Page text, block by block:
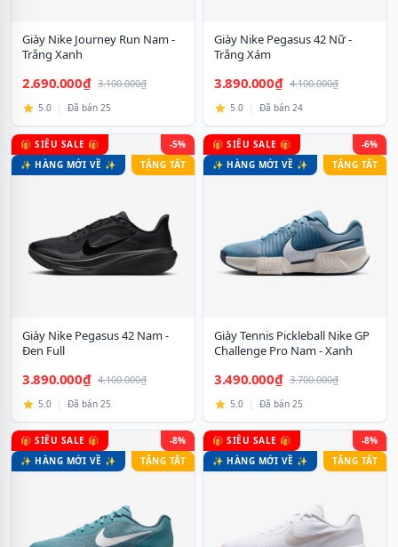
Giày Nike Journey Run Nam -
Trắng Xanh
2.690.000₫ 3.100.000₫
5.0 | Đã bán 25
Giày Nike Pegasus 42 Nữ -
Trắng Xám
3.890.000₫ 4.100.000₫
5.0 | Đã bán 24
🎁 SIÊU SALE 🎁
✨ HÀNG MỚI VỀ ✨
-5%
TẶNG TẤT
Giày Nike Pegasus 42 Nam -
Đen Full
3.890.000₫ 4.100.000₫
5.0 | Đã bán 25
🎁 SIÊU SALE 🎁
✨ HÀNG MỚI VỀ ✨
-6%
TẶNG TẤT
Giày Tennis Pickleball Nike GP
Challenge Pro Nam - Xanh
3.490.000₫ 3.700.000₫
5.0 | Đã bán 25
🎁 SIÊU SALE 🎁
✨ HÀNG MỚI VỀ ✨
-8%
TẶNG TẤT
🎁 SIÊU SALE 🎁
✨ HÀNG MỚI VỀ ✨
-8%
TẶNG TẤT